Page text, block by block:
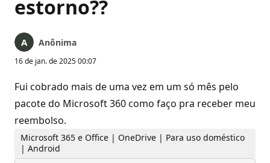
estorno??
Anônima
16 de jan. de 2025 00:07
Fui cobrado mais de uma vez em um só mês pelo
pacote do Microsoft 360 como faço pra receber meu
reembolso.
Microsoft 365 e Office | OneDrive | Para uso doméstico
| Android